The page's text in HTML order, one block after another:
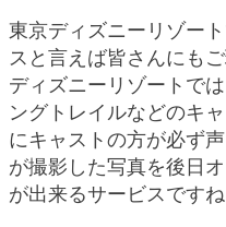
東京ディズニーリゾー
スと言えば皆さんにも
ディズニーリゾートで
ングトレイルなどのキ
にキャストの方が必ず
が撮影した写真を後日
が出来るサービスですね